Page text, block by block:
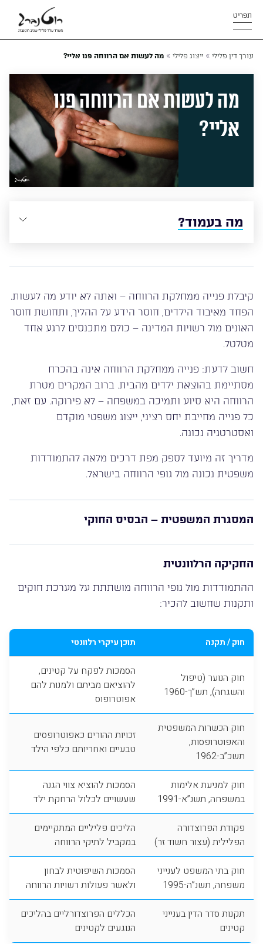
תפריט
עורך דין פלילי » ייצוג פלילי » מה לעשות אם הרווחה פנו אליי?
מה לעשות אם הרווחה פנו
אליי?
מה בעמוד?
קיבלת פנייה ממחלקת הרווחה – ואתה לא יודע מה לעשות.
הפחד מאיבוד הילדים, חוסר הידע על ההליך, ותחושת חוסר
האונים מול רשויות המדינה – כולם מתכנסים לרגע אחד
מטלטל.
חשוב לדעת: פנייה ממחלקת הרווחה אינה בהכרח
מסתיימת בהוצאת ילדים מהבית. ברוב המקרים מטרת
הרווחה היא סיוע ותמיכה במשפחה – לא פירוקה. עם זאת,
כל פנייה מחייבת יחס רציני, ייצוג משפטי מוקדם
ואסטרטגיה נכונה.
מדריך זה מיועד לספק מפת דרכים מלאה להתמודדות
משפטית נכונה מול גופי הרווחה בישראל.
המסגרת המשפטית – הבסיס החוקי
החקיקה הרלוונטית
ההתמודדות מול גופי הרווחה מושתתת על מערכת חוקים
ותקנות שחשוב להכיר:
חוק / תקנה תוכן עיקרי רלוונטי
חוק הנוער (טיפול
והשגחה), תש”ך-1960
הסמכות לפקח על קטינים,
להוציאם מביתם ולמנות להם
אפוטרופוס
חוק הכשרות המשפטית
והאפוטרופסות,
תשכ”ב-1962
זכויות ההורים כאפוטרופסים
טבעיים ואחריותם כלפי הילד
חוק למניעת אלימות
במשפחה, תשנ”א-1991
הסמכות להוציא צווי הגנה
שעשויים לכלול הרחקת ילד
פקודת הפרוצדורה
הפלילית (עצור חשוד זר)
הליכים פליליים המתקיימים
במקביל לתיקי הרווחה
חוק בתי המשפט לענייני
משפחה, תשנ”ה-1995
הסמכות השיפוטית לבחון
ולאשר פעולות רשויות הרווחה
תקנות סדר הדין בענייני
קטינים
הכללים הפרוצדורליים בהליכים
הנוגעים לקטינים